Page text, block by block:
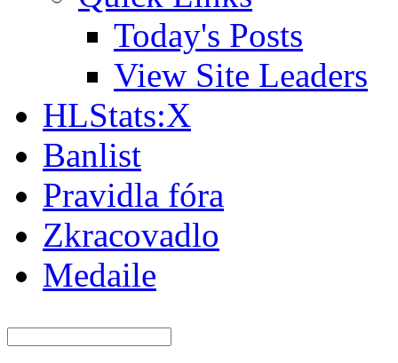
Today's Posts
View Site Leaders
HLStats:X
Banlist
Pravidla fóra
Zkracovadlo
Medaile